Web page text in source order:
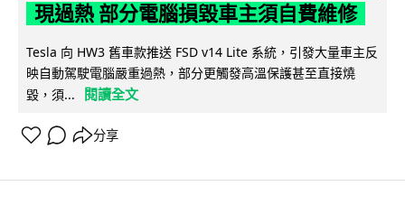
現過熱 部分電腦損毀車主須自費維修
Tesla 向 HW3 舊車款推送 FSD v14 Lite 系統，引發大量車主反
映自動駕駛電腦嚴重過熱，部分更觸發高溫保護甚至直接燒
毀，須...
閱讀全文
分享